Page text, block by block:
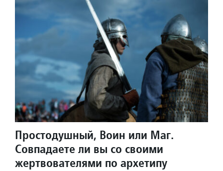
Простодушный, Воин или Маг.
Совпадаете ли вы со своими
жертвователями по архетипу